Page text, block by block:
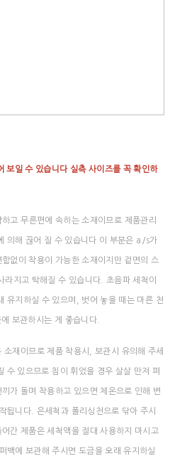
보일 수 있습니다 실측 사이즈를 꼭 확인하
고 무른편에 속하는 소재이므로 제품관리
의해 끊어 질 수 있습니다 이 부분은 a/s가
없이 착용이 가능한 소재이지만 겉면의 스
지고 탁해질 수 있습니다. 초음파 세척이
유지하실 수 있으며, 벗어 놓을 때는 마른 천
보관하시는 게 좋습니다.
소재이므로 제품 착용시, 보관시 유의해 주세
수 있으므로 침이 휘었을 경우 살살 만져 펴
가 돌며 착용하고 있으면 체온으로 인해 변
됩니다. 은세척과 폴리싱천으로 닦아 주시
간 제품은 세척액을 절대 사용하지 마시고
백에 보관해 주시면 도금을 오래 유지하실